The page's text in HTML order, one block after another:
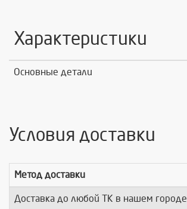
Характеристики
Основные детали
Условия доставки
Метод доставки
Доставка до любой ТК в нашем городе